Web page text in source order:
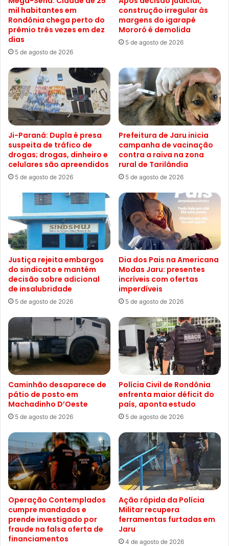
mil habitantes em
Rondônia chega perto do
prêmio três vezes em dez
dias
5 de agosto de 2026
construção irregular às
margens do igarapé
Mororó é demolida
5 de agosto de 2026
Ji-Paraná: Dupla é presa
suspeita de tráfico de
drogas; drogas, dinheiro e
celulares são apreendidos
5 de agosto de 2026
Prefeitura de Jaru inicia
campanha de vacinação
contra a raiva na zona
rural de Tarilândia
5 de agosto de 2026
Justiça rejeita embargos
do sindicato e mantém
decisão sobre adicional
de insalubridade
5 de agosto de 2026
Dia dos Pais na Americana
Modas Jaru: presentes
incríveis com ofertas
imperdíveis
5 de agosto de 2026
Caminhão desaparece de
pátio de posto em
Machadinho D’Oeste
5 de agosto de 2026
Polícia Civil de Rondônia
enfrenta maior déficit do
país, aponta estudo
5 de agosto de 2026
Operação Contemplados
cumpre mandados e
prende investigado por
fraude na falsa oferta de
financiamentos
Ação rápida da Polícia
Militar recupera
ferramentas furtadas em
Jaru
4 de agosto de 2026